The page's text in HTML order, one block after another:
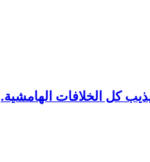
كل الخلافات الهامشية.